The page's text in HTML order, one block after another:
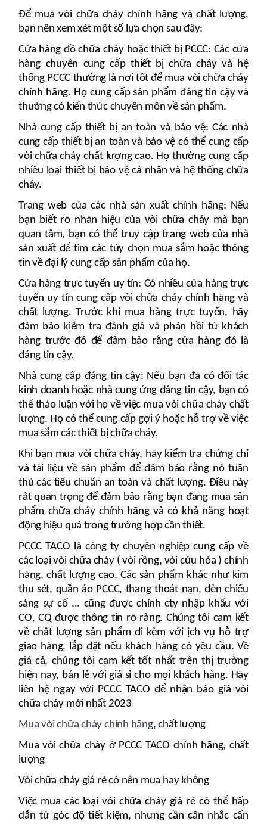
Để mua vòi chữa cháy chính hãng và chất lượng,
bạn nên xem xét một số lựa chọn sau đây:
Cửa hàng đồ chữa cháy hoặc thiết bị PCCC: Các cửa
hàng chuyên cung cấp thiết bị chữa cháy và hệ
thống PCCC thường là nơi tốt để mua vòi chữa cháy
chính hãng. Họ cung cấp sản phẩm đáng tin cậy và
thường có kiến thức chuyên môn về sản phẩm.
Nhà cung cấp thiết bị an toàn và bảo vệ: Các nhà
cung cấp thiết bị an toàn và bảo vệ có thể cung cấp
vòi chữa cháy chất lượng cao. Họ thường cung cấp
nhiều loại thiết bị bảo vệ cá nhân và hệ thống chữa
cháy.
Trang web của các nhà sản xuất chính hãng: Nếu
bạn biết rõ nhãn hiệu của vòi chữa cháy mà bạn
quan tâm, bạn có thể truy cập trang web của nhà
sản xuất để tìm các tùy chọn mua sắm hoặc thông
tin về đại lý cung cấp sản phẩm của họ.
Cửa hàng trực tuyến uy tín: Có nhiều cửa hàng trực
tuyến uy tín cung cấp vòi chữa cháy chính hãng và
chất lượng. Trước khi mua hàng trực tuyến, hãy
đảm bảo kiểm tra đánh giá và phản hồi từ khách
hàng trước đó để đảm bảo rằng cửa hàng đó là
đáng tin cậy.
Nhà cung cấp đáng tin cậy: Nếu bạn đã có đối tác
kinh doanh hoặc nhà cung ứng đáng tin cậy, bạn có
thể thảo luận với họ về việc mua vòi chữa cháy chất
lượng. Họ có thể cung cấp gợi ý hoặc hỗ trợ về việc
mua sắm các thiết bị chữa cháy.
Khi bạn mua vòi chữa cháy, hãy kiểm tra chứng chỉ
và tài liệu về sản phẩm để đảm bảo rằng nó tuân
thủ các tiêu chuẩn an toàn và chất lượng. Điều này
rất quan trọng để đảm bảo rằng bạn đang mua sản
phẩm chữa cháy chính hãng và có khả năng hoạt
động hiệu quả trong trường hợp cần thiết.
PCCC TACO là công ty chuyên nghiệp cung cấp về
các loại vòi chữa cháy ( vòi rồng, vòi cứu hỏa ) chính
hãng, chất lượng cao. Các sản phẩm khác như kim
thu sét, quần áo PCCC, thang thoát nạn, đèn chiếu
sáng sự cố ... cũng được chính cty nhập khẩu với
CO, CQ được thông tin rõ ràng. Chúng tôi cam kết
về chất lượng sản phẩm đi kèm với ịch vụ hỗ trợ
giao hàng, lắp đặt nếu khách hàng có yêu cầu. Về
giá cả, chúng tôi cam kết tốt nhất trên thị trường
hiện nay, bán lẻ với giá sỉ cho mọi khách hàng. Hãy
liên hệ ngay với PCCC TACO để nhận báo giá vòi
chữa cháy mới nhất 2023
Mua vòi chữa cháy chính hãng, chất lượng
Mua vòi chữa cháy ở PCCC TACO chính hãng, chất
lượng
Vòi chữa cháy giá rẻ có nên mua hay không
Việc mua các loại vòi chữa cháy giá rẻ có thể hấp
dẫn từ góc độ tiết kiệm, nhưng cần cân nhắc cẩn